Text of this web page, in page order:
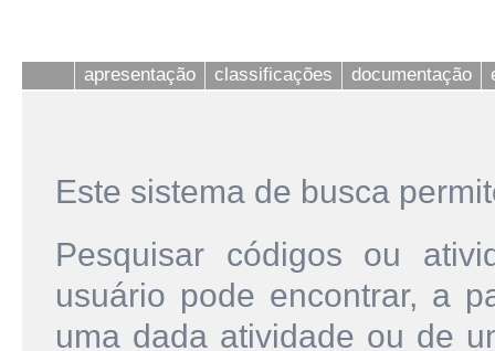
apresentação classificações documentação
Este sistema de busca
Pesquisar códigos ou
usuário pode encontrar, a
uma dada atividade ou de